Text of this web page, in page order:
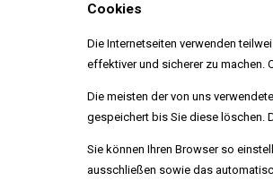
Cookies
Die Internetseiten verwenden
effektiver und sicherer zu machen.
Die meisten der von uns
gespeichert bis Sie diese löschen.
Sie können Ihren Browser so
ausschließen sowie das